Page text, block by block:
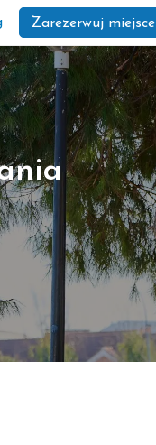
Zarezerwuj miejsce